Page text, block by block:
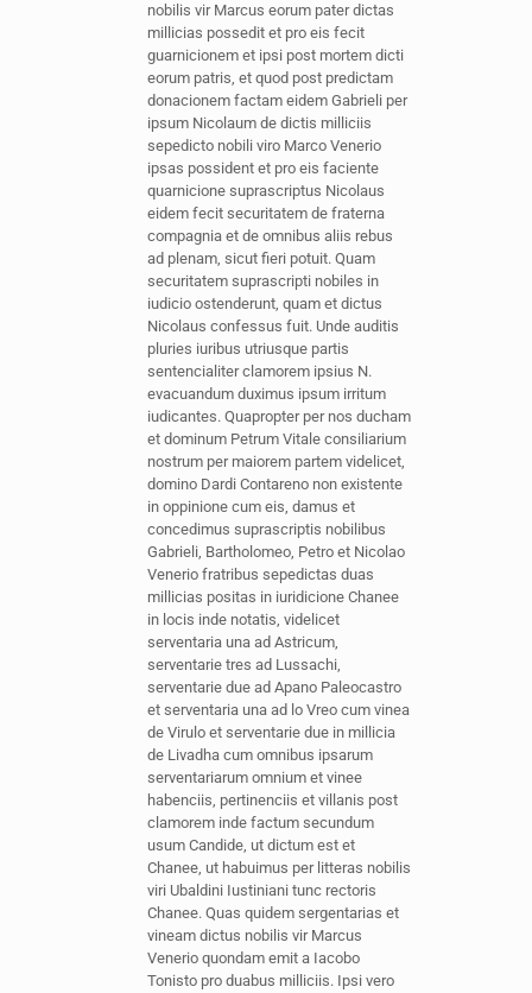
nobilis vir Marcus eorum pater dictas
millicias possedit et pro eis fecit
guarnicionem et ipsi post mortem dicti
eorum patris, et quod post predictam
donacionem factam eidem Gabrieli per
ipsum Nicolaum de dictis milliciis
sepedicto nobili viro Marco Venerio
ipsas possident et pro eis faciente
quarnicione suprascriptus Nicolaus
eidem fecit securitatem de fraterna
compagnia et de omnibus aliis rebus
ad plenam, sicut fieri potuit. Quam
securitatem suprascripti nobiles in
iudicio ostenderunt, quam et dictus
Nicolaus confessus fuit. Unde auditis
pluries iuribus utriusque partis
sentencialiter clamorem ipsius N.
evacuandum duximus ipsum irritum
iudicantes. Quapropter per nos ducham
et dominum Petrum Vitale consiliarium
nostrum per maiorem partem videlicet,
domino Dardi Contareno non existente
in oppinione cum eis, damus et
concedimus suprascriptis nobilibus
Gabrieli, Bartholomeo, Petro et Nicolao
Venerio fratribus sepedictas duas
millicias positas in iuridicione Chanee
in locis inde notatis, videlicet
serventaria una ad Astricum,
serventarie tres ad Lussachi,
serventarie due ad Apano Paleocastro
et serventaria una ad lo Vreo cum vinea
de Virulo et serventarie due in millicia
de Livadha cum omnibus ipsarum
serventariarum omnium et vinee
habenciis, pertinenciis et villanis post
clamorem inde factum secundum
usum Candide, ut dictum est et
Chanee, ut habuimus per litteras nobilis
viri Ubaldini Iustiniani tunc rectoris
Chanee. Quas quidem sergentarias et
vineam dictus nobilis vir Marcus
Venerio quondam emit a Iacobo
Tonisto pro duabus milliciis. Ipsi vero